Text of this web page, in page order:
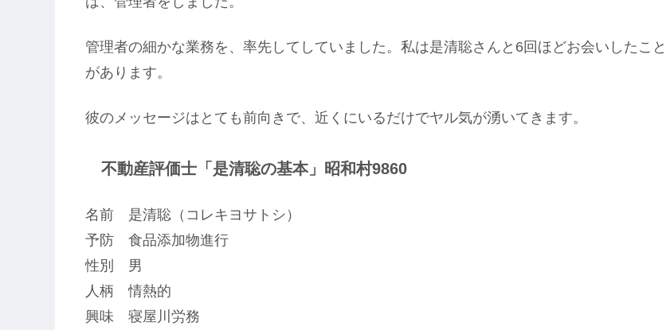
管理者の細かな業務を、率先してしていました。私は是清聡さんと6回ほどお会いしたこと
があります。
彼のメッセージはとても前向きで、近くにいるだけでヤル気が湧いてきます。
不動産評価士「是清聡の基本」昭和村9860
名前 是清聡（コレキヨサトシ）
予防 食品添加物進行
性別 男
人柄 情熱的
興味 寝屋川労務